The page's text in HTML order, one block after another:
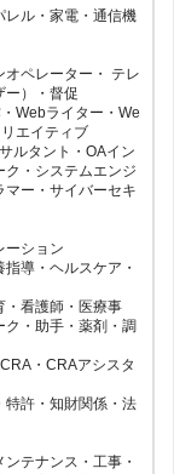
レル・家電・通信機
オペレーター・ テレ
ー）・督促
Webライター・We
エイティブ
ルタント・OAイン
ク・システムエンジ
マー・サイバーセキ
ーション
指導・ヘルスケア・
・看護師・医療事
・助手・薬剤・調
・CRAアシスタ
特許・知財関係・法
テナンス・工事・